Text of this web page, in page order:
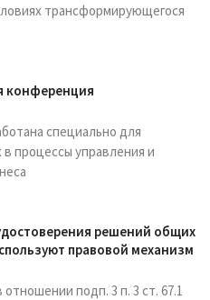
трансформирующегося
конференция
специально для
процессы управления и
решений общих
правовой механизм
подп. 3 п. 3 ст. 67.1